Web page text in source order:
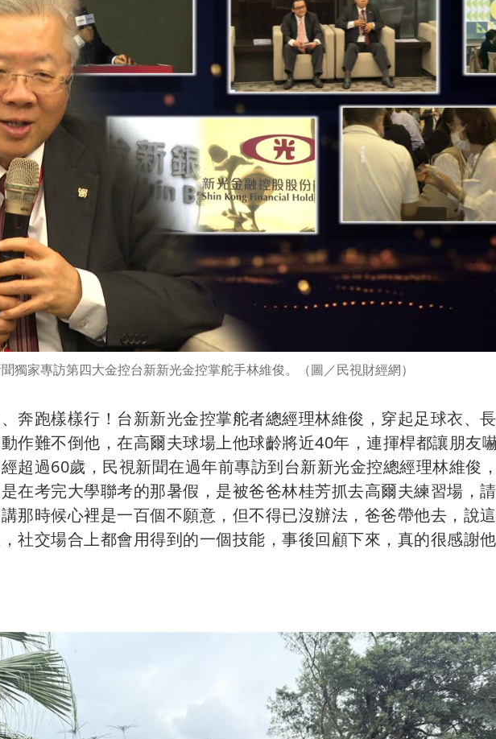
獨家專訪第四大金控台新新光金控掌舵手林維俊。（圖／民視財經網）
奔跑樣樣行！台新新光金控掌舵者總經理林維俊，穿起足球衣、
作難不倒他，在高爾夫球場上他球齡將近40年，連揮桿都讓朋友
超過60歲，民視新聞在過年前專訪到台新新光金控總經理林維俊
在考完大學聯考的那暑假，是被爸爸林桂芳抓去高爾夫練習場，
那時候心裡是一百個不願意，但不得已沒辦法，爸爸帶他去，說
社交場合上都會用得到的一個技能，事後回顧下來，真的很感謝